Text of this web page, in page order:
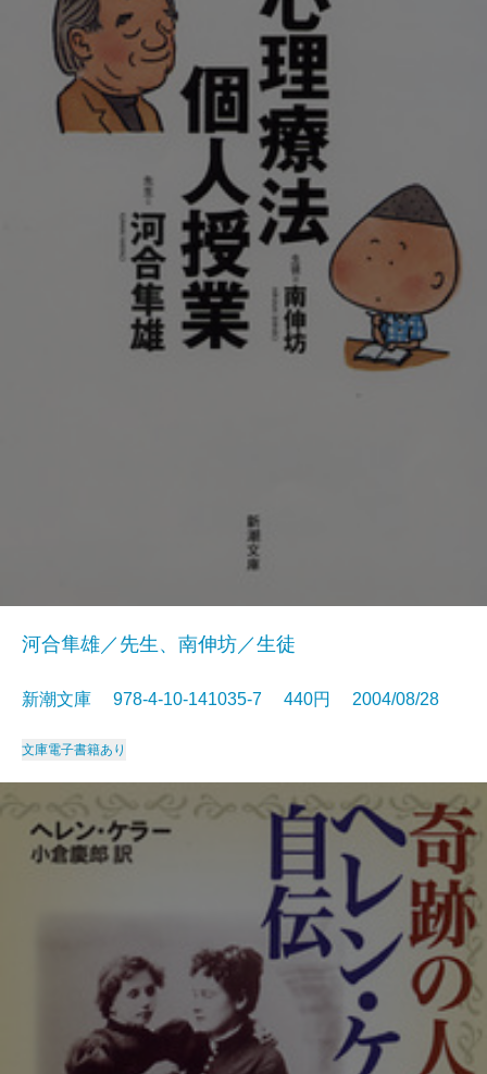
河合隼雄／先生、南伸坊／生徒
新潮文庫 978-4-10-141035-7 440円 2004/08/28
文庫電子書籍あり